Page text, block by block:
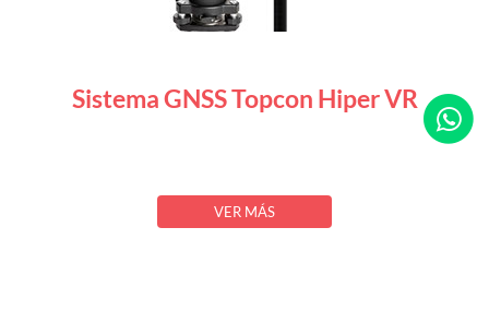
Sistema GNSS Topcon Hiper VR
VER MÁS